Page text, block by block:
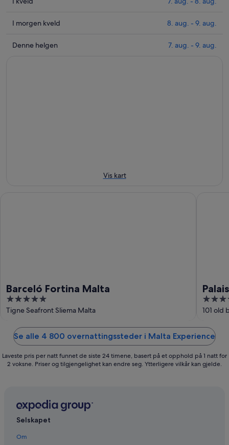
nær
Experience
Sjekk
nær
I morgen kveld 8. aug. - 9. aug.
Sjekk
Denne helgen 7. aug. - 9. aug.
Vis kart
Barceló Fortina Malta
5
out
Tigne Seafront Sliema Malta
4.5
out
5
101 old
Se alle 4 800 overnattingssteder i Malta Experience
Laveste pris per natt funnet de siste 24 timene, basert på et opphold på 1 natt for
2 voksne. Priser og tilgjengelighet kan endre seg. Ytterligere vilkår kan gjelde.
Selskapet
Om